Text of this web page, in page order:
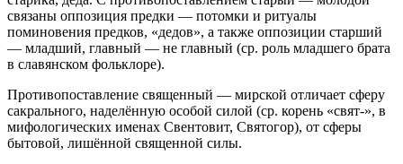
связаны оппозиция предки — потомки и ритуалы
поминовения предков, «дедов», а также оппозиции старший
— младший, главный — не главный (ср. роль младшего брата
в славянском фольклоре).
Противопоставление священный — мирской отличает сферу
сакрального, наделённую особой силой (ср. корень «свят-», в
мифологических именах Свентовит, Святогор), от сферы
бытовой, лишённой священной силы.